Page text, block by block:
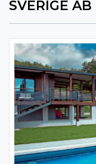
SVERIGE AB